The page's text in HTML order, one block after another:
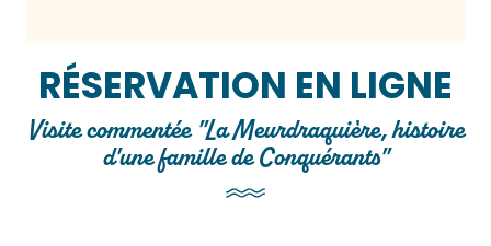
RÉSERVATION EN LIGNE
Visite commentée "La Meurdraquière, histoire
d'une famille de Conquérants"